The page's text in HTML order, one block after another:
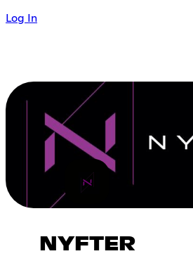
Log In
NYFTER